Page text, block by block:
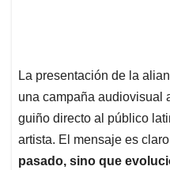
La presentación de la
una campaña audiovisual
guiño directo al público
artista. El mensaje es
pasado, sino que